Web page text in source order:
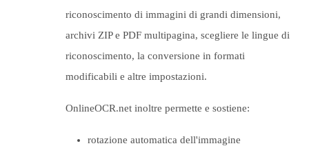
riconoscimento di immagini di grandi dimensioni,
archivi ZIP e PDF multipagina, scegliere le lingue di
riconoscimento, la conversione in formati
modificabili e altre impostazioni.
OnlineOCR.net inoltre permette e sostiene:
rotazione automatica dell'immagine